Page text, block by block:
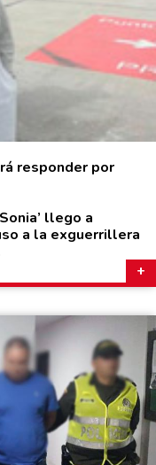
responder por
llego a
a la exguerrillera